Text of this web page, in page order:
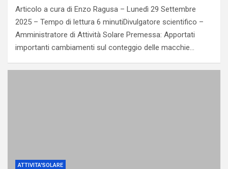
Articolo a cura di Enzo Ragusa – Lunedì 29 Settembre
2025 – Tempo di lettura 6 minutiDivulgatore scientifico –
Amministratore di Attività Solare Premessa: Apportati
importanti cambiamenti sul conteggio delle macchie…
ATTIVITA'SOLARE